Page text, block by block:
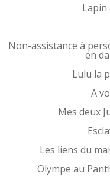
Lapin
Non-assistance à
en
Lulu la
A
Mes deux
Les liens du
Olympe au